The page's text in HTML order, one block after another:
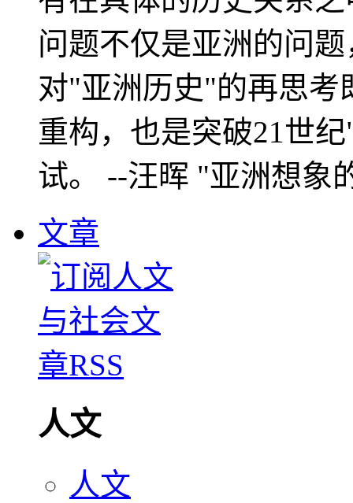
问题不仅是亚洲的问
对"亚洲历史"的再思考
重构，也是突破21世
试。 --汪晖 "亚洲想象
文章
人文
人文